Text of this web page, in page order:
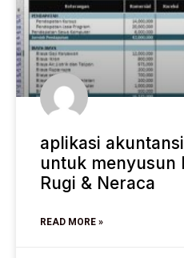
aplikasi
untuk menyusun
Rugi & Neraca
READ MORE »